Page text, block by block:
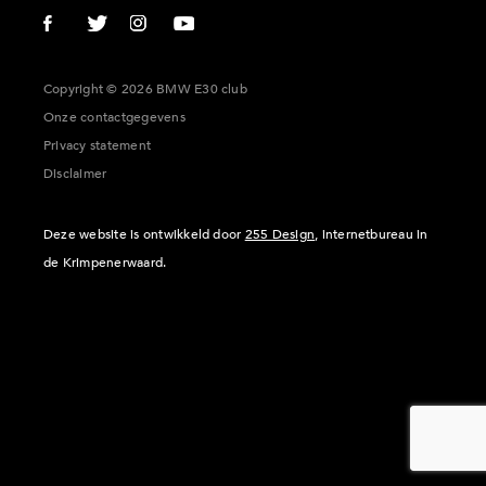
Copyright © 2026 BMW E30 club
Onze contactgegevens
Privacy statement
Disclaimer
Deze website is ontwikkeld door 255 Design, internetbureau in
de Krimpenerwaard.